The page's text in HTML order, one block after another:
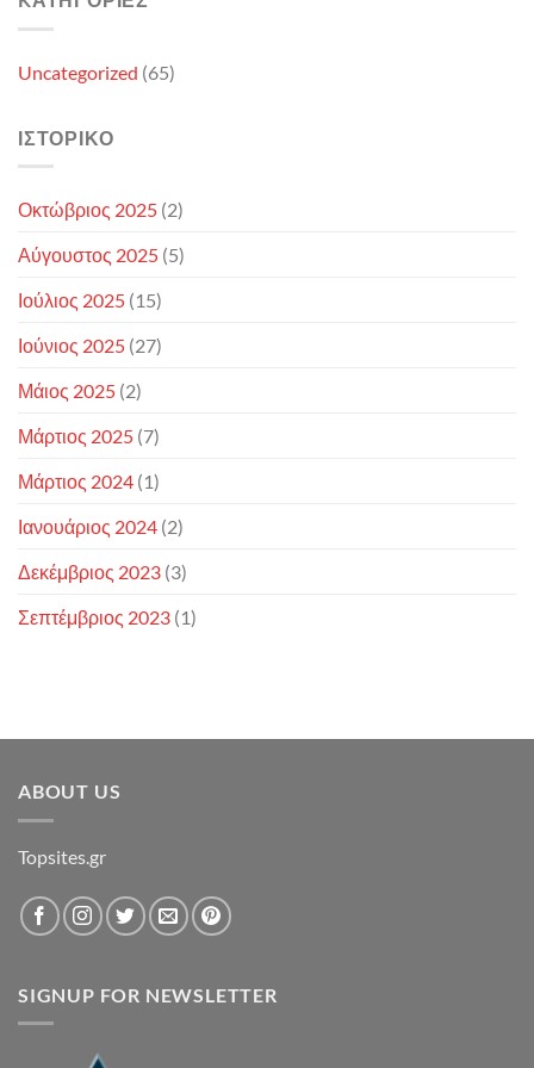
Uncategorized (65)
ΙΣΤΟΡΙΚΌ
Οκτώβριος 2025 (2)
Αύγουστος 2025 (5)
Ιούλιος 2025 (15)
Ιούνιος 2025 (27)
Μάιος 2025 (2)
Μάρτιος 2025 (7)
Μάρτιος 2024 (1)
Ιανουάριος 2024 (2)
Δεκέμβριος 2023 (3)
Σεπτέμβριος 2023 (1)
ABOUT US
Topsites.gr
SIGNUP FOR NEWSLETTER